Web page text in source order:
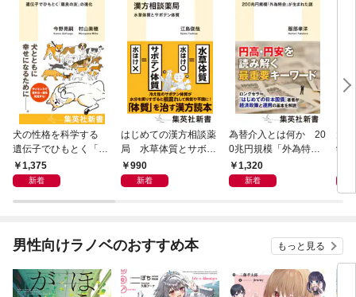
犬の性格を科学する
遺伝子でひもとく「最
良の友」の進化
1,375
新着
はじめての漢方相談薬
局 水草体質とサボテ
ン体質
990
新着
為替介入とは何か 20
0兆円規模「外為特
会」が生まれた謎
1,320
新着
学
男性向けラノベのおすすめ本 もっと見る